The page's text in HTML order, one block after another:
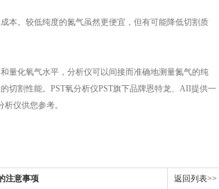
。较低纯度的氮气虽然更便宜，但有可能降低切割质
化氧气水平，分析仪可以间接而准确地测量氮气的纯
切割性能。PST氧分析仪PST旗下品牌恩特龙、AII提供一
仪供您参考。
注意事项 返回列表>>